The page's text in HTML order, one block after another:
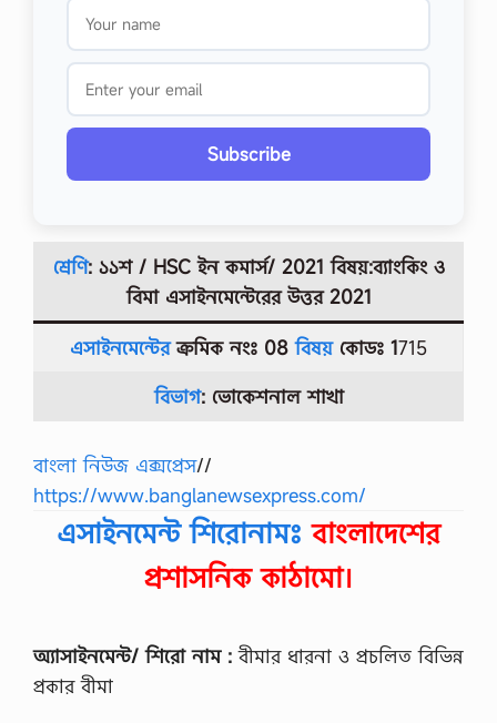
Subscribe
শ্রেণি: ১১শ / HSC ইন কমার্স/ 2021 বিষয়:ব্যাংকিং ও
বিমা এসাইনমেন্টেরের উত্তর2021
এসাইনমেন্টেরক্রমিক নংঃ 08 বিষয়কোডঃ 1715
বিভাগ: ভোকেশনাল শাখা
বাংলা নিউজ এক্সপ্রেস//
https://www.banglanewsexpress.com/
এসাইনমেন্ট শিরোনামঃ বাংলাদেশের
প্রশাসনিক কাঠামো।
অ্যাসাইনমেন্ট/ শিরো নাম :বীমার ধারনা ও প্রচলিত বিভিন্ন
প্রকার বীমা